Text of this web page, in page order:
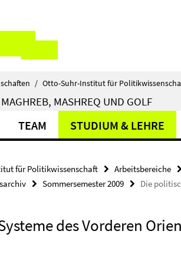
/ Otto-Suhr-Institut für
MASHREQ UND GOLF
TEAM STUDIUM & LEHRE
für Politikwissenschaft Arbeitsbereiche
Sommersemester 2009 Die
des Vorderen